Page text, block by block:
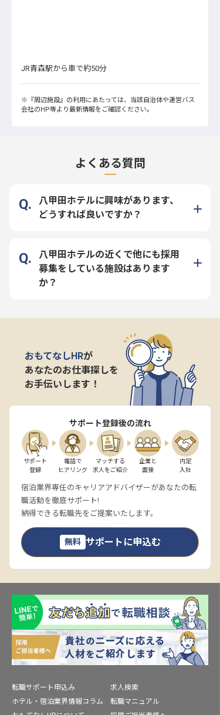
JR青森駅から車で約50分
※ 『周辺施設』 の利用にあたっては、当該自治体や運営バス
会社のHP等より最新情報をご確認ください。
よくある質問
八甲田ホテルに興味があります、
どうすれば良いですか？
八甲田ホテルの近くで他にも採用
募集をしている施設はあります
か？
おもてなしHRが
あなたのお仕事探しを
お手伝いします！
サポート登録後の流れ
サポート
登録
電話で
ヒアリング
マッチする
求人をご紹介
企業と
面接
内定
入社
宿泊業界専任のキャリアアドバイザーがあなたの転
職活動を徹底サポート!
納得できる転職先をご提案いたします。
無料 サポートに申込む
転職サポート申込み
求人検索
ホテル・宿泊業界情報コラム
転職マニュアル